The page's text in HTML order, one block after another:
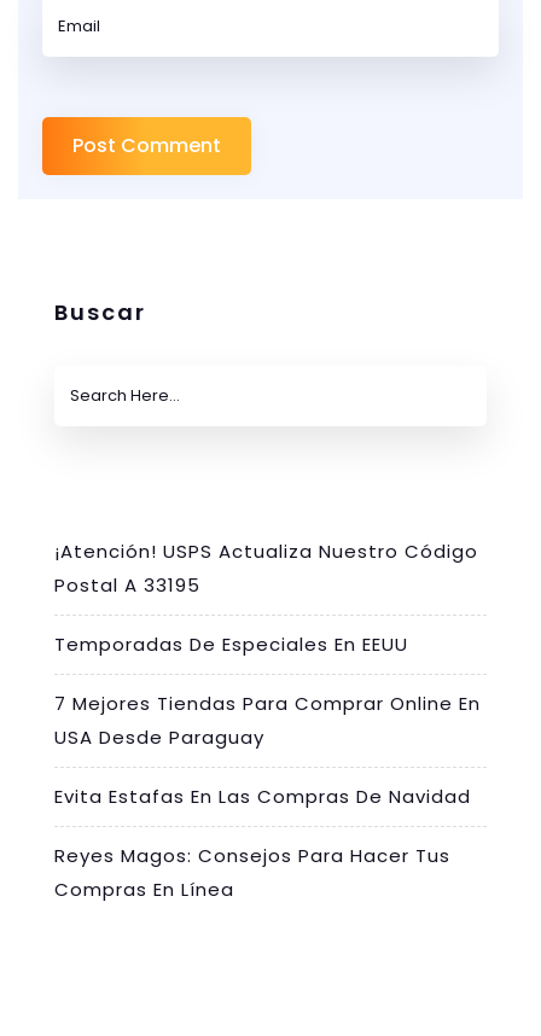
Buscar
¡Atención! USPS Actualiza Nuestro Código
Postal A 33195
Temporadas De Especiales En EEUU
7 Mejores Tiendas Para Comprar Online En
USA Desde Paraguay
Evita Estafas En Las Compras De Navidad
Reyes Magos: Consejos Para Hacer Tus
Compras En Línea